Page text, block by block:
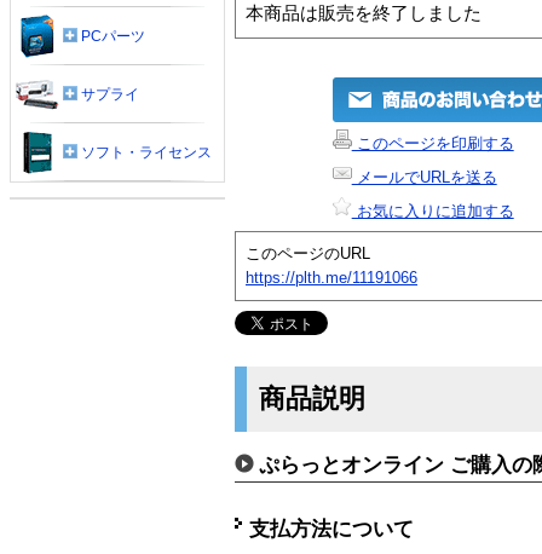
本商品は販売を終了しました
このページを印刷する
メールでURLを送る
お気に入りに追加する
このページのURL
https://plth.me/11191066
商品説明
ぷらっとオンライン ご購入の
支払方法について
PCパーツ
サプライ
ソフト・ライセンス